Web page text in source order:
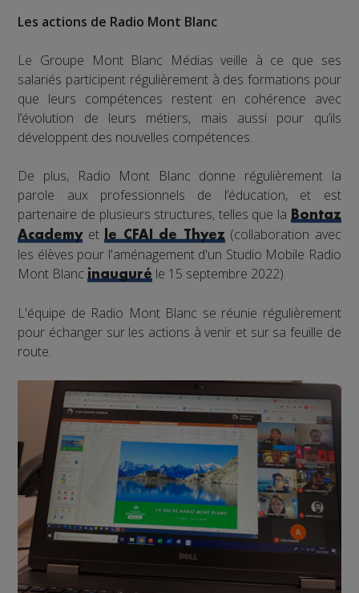
Les actions de Radio Mont Blanc
Le Groupe Mont Blanc Médias veille à ce que ses
salariés participent régulièrement à des formations pour
que leurs compétences restent en cohérence avec
l’évolution de leurs métiers, mais aussi pour qu’ils
développent des nouvelles compétences.
De plus, Radio Mont Blanc donne régulièrement la
parole aux professionnels de l’éducation, et est
partenaire de plusieurs structures, telles que la Bontaz
Academyetle CFAI de Thyez(collaboration avec
les élèves pour l'aménagement d'un Studio Mobile Radio
Mont Blancinauguré le 15 septembre 2022).
L'équipe de Radio Mont Blanc se réunie régulièrement
pour échanger sur les actions à venir et sur sa feuille de
route.